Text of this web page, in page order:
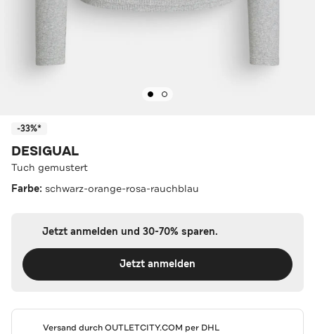
-33%*
DESIGUAL
Tuch gemustert
Farbe: schwarz-orange-rosa-rauchblau
Jetzt anmelden und 30-70% sparen.
Jetzt anmelden
Versand durchOUTLETCITY.COM per DHL